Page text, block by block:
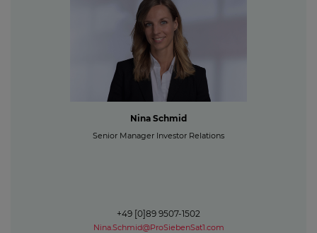
Nina Schmid
Senior Manager Investor Relations
+49 [0]89 9507-1502
Nina.Schmid@ProSiebenSat1.com